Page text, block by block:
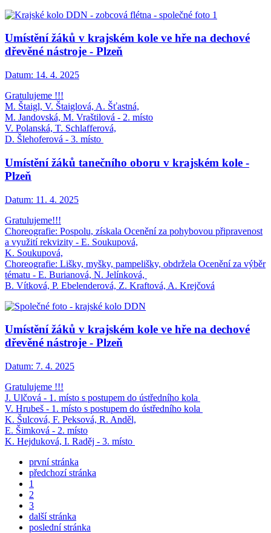
Umístění žáků v krajském kole ve hře na dechové
dřevěné nástroje - Plzeň
Datum: 14. 4. 2025
Gratulujeme !!!
M. Štaigl, V. Štaiglová, A. Šťastná,
M. Jandovská, M. Vraštilová - 2. místo
V. Polanská, T. Schlafferová,
D. Šlehoferová - 3. místo
Umístění žáků tanečního oboru v krajském kole -
Plzeň
Datum: 11. 4. 2025
Gratulujeme!!!
Choreografie: Pospolu, získala Ocenění za pohybovou připravenost
a využití rekvizity - E. Soukupová,
K. Soukupová,
Choreografie: Lišky, myšky, pampelišky, obdržela Ocenění za výběr
tématu - E. Burianová, N. Jelínková,
B. Vítková, P. Ebelenderová, Z. Kraftová, A. Krejčová
Umístění žáků v krajském kole ve hře na dechové
dřevěné nástroje - Plzeň
Datum: 7. 4. 2025
Gratulujeme !!!
J. Ulčová - 1. místo s postupem do ústředního kola
V. Hrubeš - 1. místo s postupem do ústředního kola
K. Šulcová, F. Peksová, R. Anděl,
E. Šimková - 2. místo
K. Hejduková, I. Raděj - 3. místo
první stránka
předchozí stránka
1
2
3
další stránka
poslední stránka